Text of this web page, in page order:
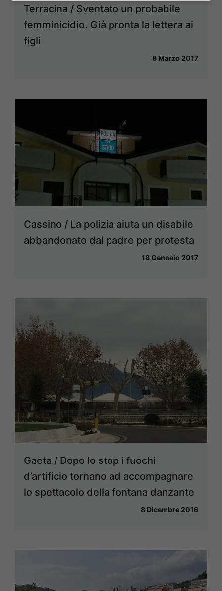
Terracina / Sventato un probabile
femminicidio. Già pronta la lettera ai
figli
8 Marzo 2017
Cassino / La polizia aiuta un disabile
abbandonato dal padre per protesta
18 Gennaio 2017
Gaeta / Dopo lo stop i fuochi
d’artificio tornano ad accompagnare
lo spettacolo della fontana danzante
8 Dicembre 2016